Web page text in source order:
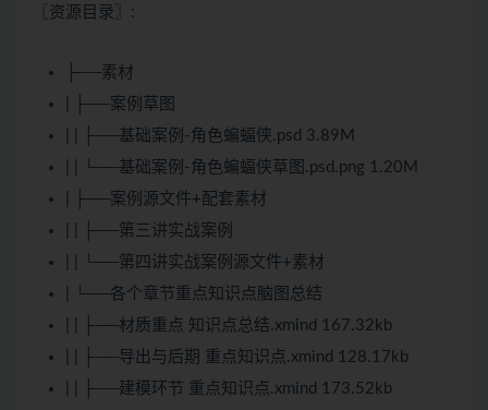
〖资源目录〗:
├──素材
| ├──案例草图
| | ├──基础案例-角色蝙蝠侠.psd 3.89M
| | └──基础案例-角色蝙蝠侠草图.psd.png 1.20M
| ├──案例源文件+配套素材
| | ├──第三讲实战案例
| | └──第四讲实战案例源文件+素材
| └──各个章节重点知识点脑图总结
| | ├──材质重点 知识点总结.xmind 167.32kb
| | ├──导出与后期 重点知识点.xmind 128.17kb
| | ├──建模环节 重点知识点.xmind 173.52kb